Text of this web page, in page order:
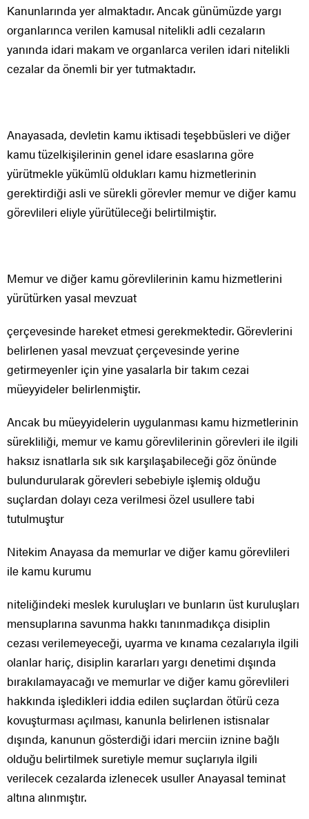
Kanunlarında yer almaktadır. Ancak günümüzde yargı
organlarınca verilen kamusal nitelikli adli cezaların
yanında idari makam ve organlarca verilen idari nitelikli
cezalar da önemli bir yer tutmaktadır.
Anayasada, devletin kamu iktisadi teşebbüsleri ve diğer
kamu tüzelkişilerinin genel idare esaslarına göre
yürütmekle yükümlü oldukları kamu hizmetlerinin
gerektirdiği asli ve sürekli görevler memur ve diğer kamu
görevlileri eliyle yürütüleceği belirtilmiştir.
Memur ve diğer kamu görevlilerinin kamu hizmetlerini
yürütürken yasal mevzuat
çerçevesinde hareket etmesi gerekmektedir. Görevlerini
belirlenen yasal mevzuat çerçevesinde yerine
getirmeyenler için yine yasalarla bir takım cezai
müeyyideler belirlenmiştir.
Ancak bu müeyyidelerin uygulanması kamu hizmetlerinin
sürekliliği, memur ve kamu görevlilerinin görevleri ile ilgili
haksız isnatlarla sık sık karşılaşabileceği göz önünde
bulundurularak görevleri sebebiyle işlemiş olduğu
suçlardan dolayı ceza verilmesi özel usullere tabi
tutulmuştur
Nitekim Anayasa da memurlar ve diğer kamu görevlileri
ile kamu kurumu
niteliğindeki meslek kuruluşları ve bunların üst kuruluşları
mensuplarına savunma hakkı tanınmadıkça disiplin
cezası verilemeyeceği, uyarma ve kınama cezalarıyla ilgili
olanlar hariç, disiplin kararları yargı denetimi dışında
bırakılamayacağı ve memurlar ve diğer kamu görevlileri
hakkında işledikleri iddia edilen suçlardan ötürü ceza
kovuşturması açılması, kanunla belirlenen istisnalar
dışında, kanunun gösterdiği idari merciin iznine bağlı
olduğu belirtilmek suretiyle memur suçlarıyla ilgili
verilecek cezalarda izlenecek usuller Anayasal teminat
altına alınmıştır.